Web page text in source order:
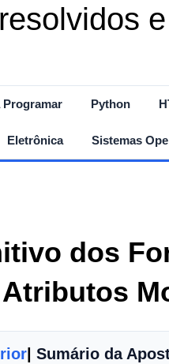
Programar Python
Eletrônica Sistemas
dos
| Sumário da